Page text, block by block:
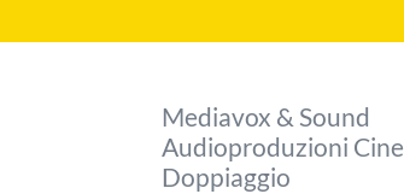
Mediavox & Sound
Audioproduzioni
Doppiaggio